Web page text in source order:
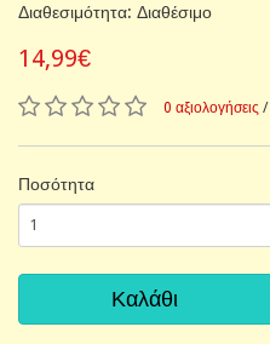
Διαθεσιμότητα: Διαθέσιμο
14,99€
0 αξιολογήσεις /
Ποσότητα
Καλάθι